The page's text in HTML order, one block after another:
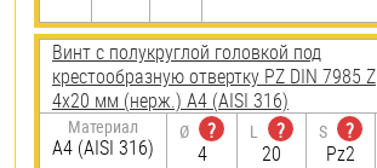
Винт с полукруглой головкой под
крестообразную отвертку PZ DIN 7985 Z
4х20 мм (нерж.) A4 (AISI 316)
Материал
A4 (AISI 316)
Ø
?
4
L
?
20
S
?
Pz2